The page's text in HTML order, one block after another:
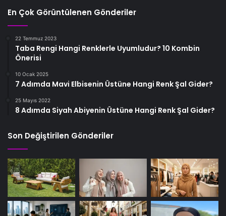
En Çok Görüntülenen Gönderiler
22 Temmuz 2023
Taba Rengi Hangi Renklerle Uyumludur? 10 Kombin
Önerisi
10 Ocak 2025
7 Adımda Mavi Elbisenin Üstüne Hangi Renk Şal Gider?
25 Mayıs 2022
8 Adımda Siyah Abiyenin Üstüne Hangi Renk Şal Gider?
Son Değiştirilen Gönderiler